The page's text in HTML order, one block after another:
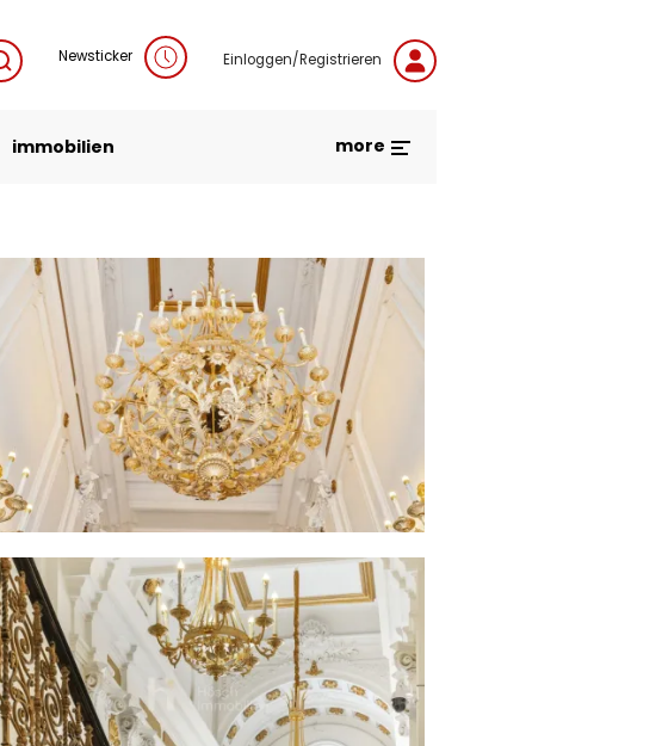
Newsticker Einloggen/Registrieren
immobilien more